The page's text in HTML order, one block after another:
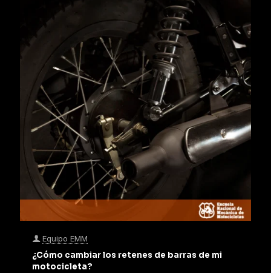
Equipo EMM
¿Cómo cambiar los retenes de barras de mi
motocicleta?